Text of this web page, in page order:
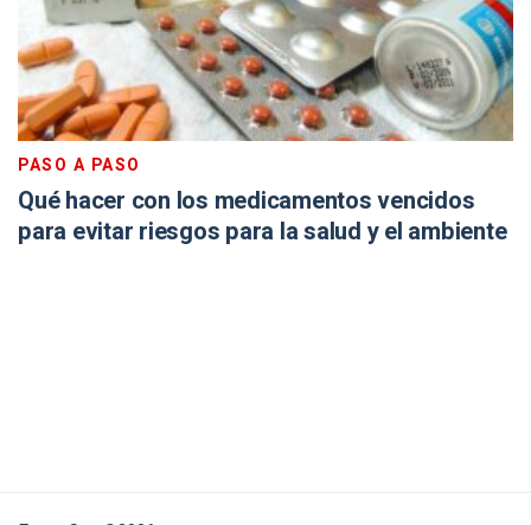
PASO A PASO
Qué hacer con los medicamentos vencidos
para evitar riesgos para la salud y el ambiente